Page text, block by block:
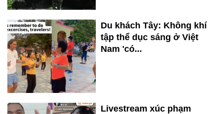
Du khách Tây: Không khí
tập thể dục sáng ở Việt
Nam 'có...
Livestream xúc phạm